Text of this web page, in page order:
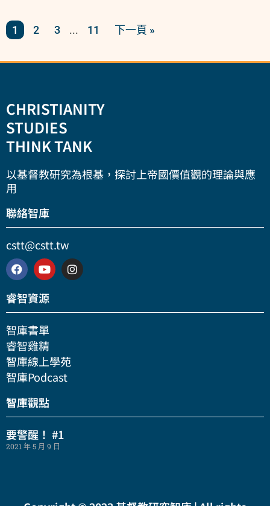
1 2 3 ... 11 下一頁 »
CHRISTIANITY
STUDIES
THINK TANK
以基督教研究為根基，探討上帝國價值觀的理論與應
用
聯絡智庫
cstt@cstt.tw
睿智資源
智庫書單
睿智雞精
智庫線上學苑
智庫Podcast
智庫觀點
要警醒！ #1
2021 年 5 月 9 日